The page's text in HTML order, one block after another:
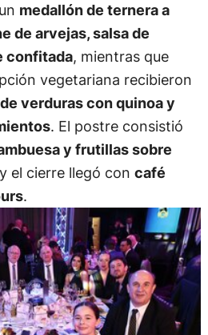
medallón de ternera a
de arvejas, salsa de
confitada, mientras que
vegetariana recibieron
verduras con quinoa y
. El postre consistió
y frutillas sobre
el cierre llegó con café
.